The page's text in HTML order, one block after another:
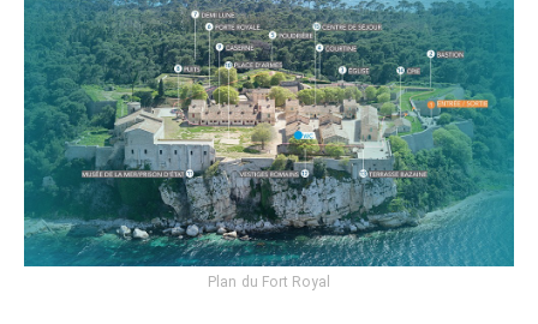
Plan du Fort Royal